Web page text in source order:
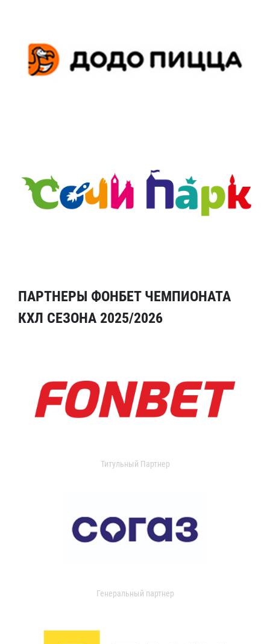
ПАРТНЕРЫ ФОНБЕТ ЧЕМПИОНАТА
КХЛ СЕЗОНА 2025/2026
Титульный Партнер
Генеральный партнер